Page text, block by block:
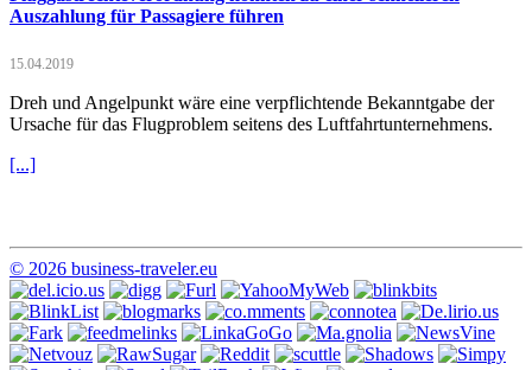
Auszahlung für Passagiere führen
15.04.2019
Dreh und Angelpunkt wäre eine verpflichtende Bekanntgabe der
Ursache für das Flugproblem seitens des Luftfahrtunternehmens.
[...]
© 2026 business-traveler.eu